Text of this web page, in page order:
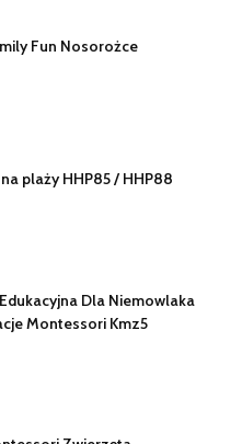
Fun Nosorożce
plaży HHP85 / HHP88
Dla Niemowlaka
Montessori Kmz5